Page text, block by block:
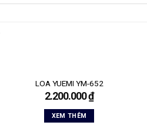
LOA YUEMI YM-652
2.200.000₫
XEM THÊM